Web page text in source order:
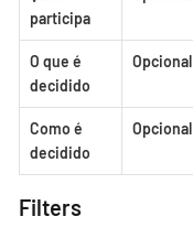
participa
O que é
decidido
Opcional
Como é
decidido
Opcional
Filters